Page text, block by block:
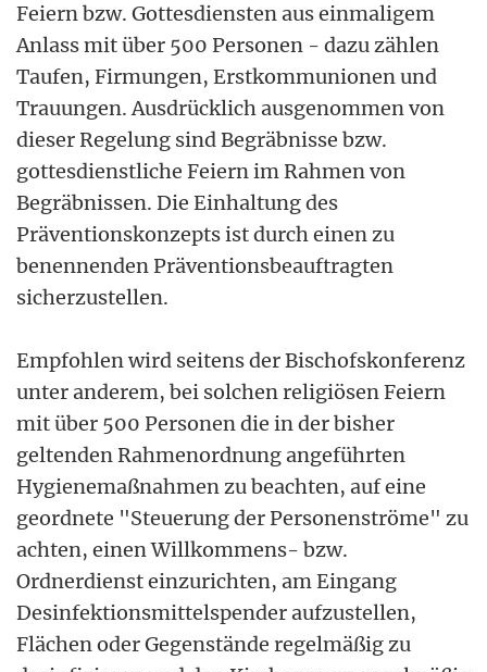
Feiern bzw. Gottesdiensten aus einmaligem
Anlass mit über 500 Personen - dazu zählen
Taufen, Firmungen, Erstkommunionen und
Trauungen. Ausdrücklich ausgenommen von
dieser Regelung sind Begräbnisse bzw.
gottesdienstliche Feiern im Rahmen von
Begräbnissen. Die Einhaltung des
Präventionskonzepts ist durch einen zu
benennenden Präventionsbeauftragten
sicherzustellen.
Empfohlen wird seitens der Bischofskonferenz
unter anderem, bei solchen religiösen Feiern
mit über 500 Personen die in der bisher
geltenden Rahmenordnung angeführten
Hygienemaßnahmen zu beachten, auf eine
geordnete "Steuerung der Personenströme" zu
achten, einen Willkommens- bzw.
Ordnerdienst einzurichten, am Eingang
Desinfektionsmittelspender aufzustellen,
Flächen oder Gegenstände regelmäßig zu